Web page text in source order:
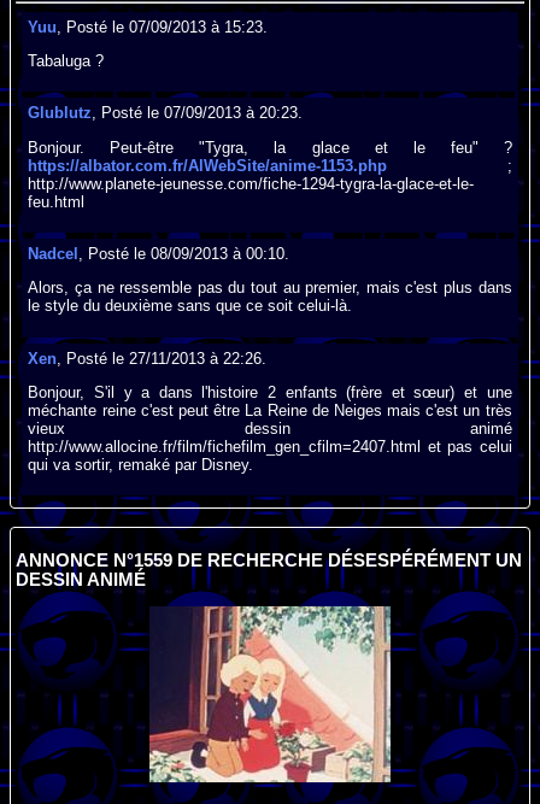
Yuu , Posté le 07/09/2013 à 15:23.
Tabaluga ?
Glublutz, Posté le 07/09/2013 à 20:23.
Bonjour. Peut-être "Tygra, la glace et le feu" ?
https://albator.com.fr/AlWebSite/anime-1153.php ;
http://www.planete-jeunesse.com/fiche-1294-tygra-la-glace-et-le-
feu.html
Nadcel , Posté le 08/09/2013 à 00:10.
Alors, ça ne ressemble pas du tout au premier, mais c'est plus dans
le style du deuxième sans que ce soit celui-là.
Xen , Posté le 27/11/2013 à 22:26.
Bonjour, S'il y a dans l'histoire 2 enfants (frère et sœur) et une
méchante reine c'est peut être La Reine de Neiges mais c'est un très
vieux dessin animé
http://www.allocine.fr/film/fichefilm_gen_cfilm=2407.html et pas celui
qui va sortir, remaké par Disney.
ANNONCE N°1559 DE RECHERCHE DÉSESPÉRÉMENT UN
DESSIN ANIMÉ